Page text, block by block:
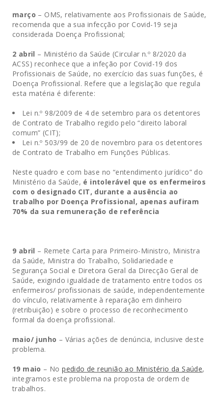
março – OMS, relativamente aos Profissionais de Saúde,
recomenda que a sua infecção por Covid-19 seja
considerada Doença Profissional;
2 abril – Ministério da Saúde (Circular n.º 8/2020 da
ACSS) reconhece que a infeção por Covid-19 dos
Profissionais de Saúde, no exercício das suas funções, é
Doença Profissional. Refere que a legislação que regula
esta matéria é diferente:
Lei n.º 98/2009 de 4 de setembro para os detentores
de Contrato de Trabalho regido pelo “direito laboral
comum” (CIT);
Lei n.º 503/99 de 20 de novembro para os detentores
de Contrato de Trabalho em Funções Públicas.
Neste quadro e com base no “entendimento jurídico” do
Ministério da Saúde, é intolerável que os enfermeiros
com o designado CIT, durante a ausência ao
trabalho por Doença Profissional, apenas aufiram
70% da sua remuneração de referência
9 abril – Remete Carta para Primeiro-Ministro, Ministra
da Saúde, Ministra do Trabalho, Solidariedade e
Segurança Social e Diretora Geral da Direcção Geral de
Saúde, exigindo igualdade de tratamento entre todos os
enfermeiros/ profissionais de saúde, independentemente
do vínculo, relativamente à reparação em dinheiro
(retribuição) e sobre o processo de reconhecimento
formal da doença profissional.
maio/ junho – Várias ações de denúncia, inclusive deste
problema.
19 maio – Nopedido de reunião ao Ministério da Saúde,
integramos este problema na proposta de ordem de
trabalhos.